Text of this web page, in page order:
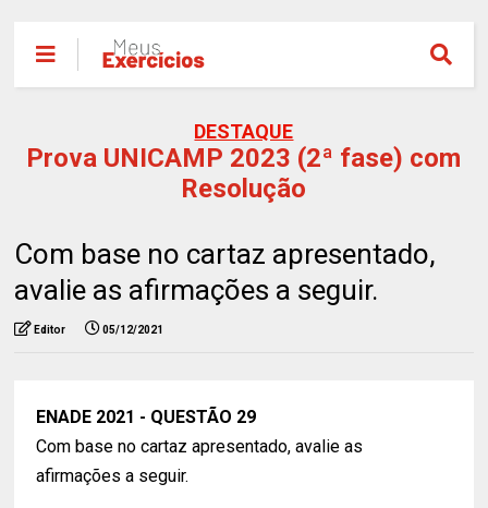
DESTAQUE
Prova UNICAMP 2023 (2ª fase) com
Resolução
Com base no cartaz apresentado,
avalie as afirmações a seguir.
Editor 05/12/2021
ENADE 2021 - QUESTÃO 29
Com base no cartaz apresentado, avalie as
afirmações a seguir.